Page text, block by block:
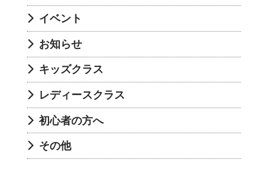
イベント
お知らせ
キッズクラス
レディースクラス
初心者の方へ
その他